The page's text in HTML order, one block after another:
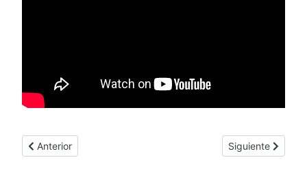
Artículo anterior: Remake HD del Soul Calibur 2
Anterior Artículo
Siguiente